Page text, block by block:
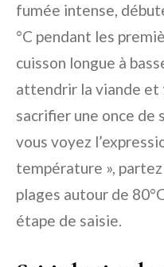
fumée intense,
°C pendant les
cuisson longue à
attendrir la viande et
sacrifier une once de
vous voyez
température », partez
plages autour de
étape de saisie.